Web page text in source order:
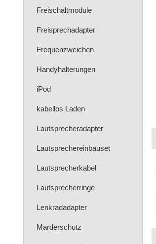
Freischaltmodule
Freisprechadapter
Frequenzweichen
Handyhalterungen
iPod
kabellos Laden
Lautsprecheradapter
Lautsprechereinbauset
Lautsprecherkabel
Lautsprecherringe
Lenkradadapter
Marderschutz